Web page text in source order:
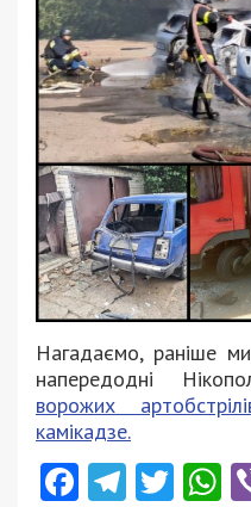
Нагадаємо, раніше
напередодні
ворожих
камікадзе.
Facebook